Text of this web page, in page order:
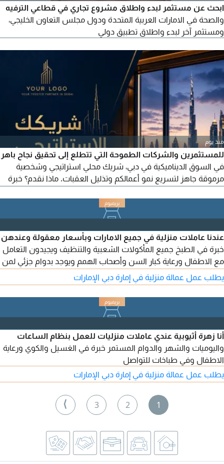
ابحث عن مستثمر لبدء واطلاق مشروع تجاري في قطاعي الترفيه
والصحة في الامارات العربية المتحدة ودول مجلس التعاون الخليجي،
ومستثمر آخر لبدء واطلاق تطبيق دولي
منذ يوم
للمستثمرين والشركات الطموحة التي تتطلع إلى تحقيق نجاح باهر
في السوق الديناميكية في دبي، شريك محلي استراتيجي وشخصية
مرموقة جاهز لتسريع نمو أعمالكم وتذليل العقبات. ماذا نقدم؟ خبرة
التنظيمية. شبكة علاقات واسعة، وصول مباشر إلى صناع القرار
والجهات الفاعلة الرئيسية في دبي. تسريع النمو، واستراتيجيات مجربة
عندنا عاملات منزلية في جميع الامارات وبأسعار معقولة وعندهن
خبرة في الطبخ جميع المأكولات الشعبية والتنظيف ويجيدون التعامل
مع الاطفال ورعاية كبار السن وأصحاب الهمم ويوجد بدوام جزئي لمن
يريد. التواصل للجادين فقط
يطلب عمل عمالة منزلية في إمارة دبي الإمارات
أنا زهرة أثيوبية عندي عاملات منزليات للعمل بنظام الساعات
واليوميات والشهر والدوام المستمر خبرة في الغسيل والكوي ورعاية
الاطفال وفي طباخات للتواصل
يطلب عمل عمالة منزلية في إمارة دبي الإمارات
1
2
3
⟩